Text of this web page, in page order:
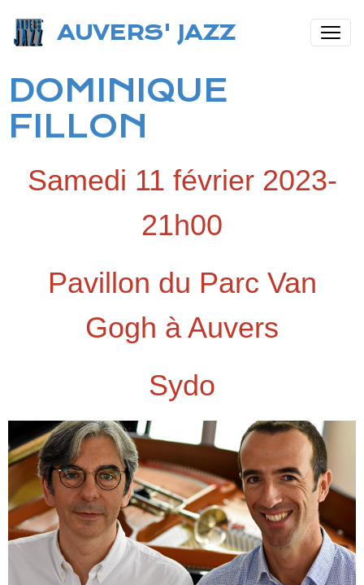
AUVERS' JAZZ
DOMINIQUE
FILLON
Samedi 11 février 2023-
21h00
Pavillon du Parc Van
Gogh à Auvers
Sydo